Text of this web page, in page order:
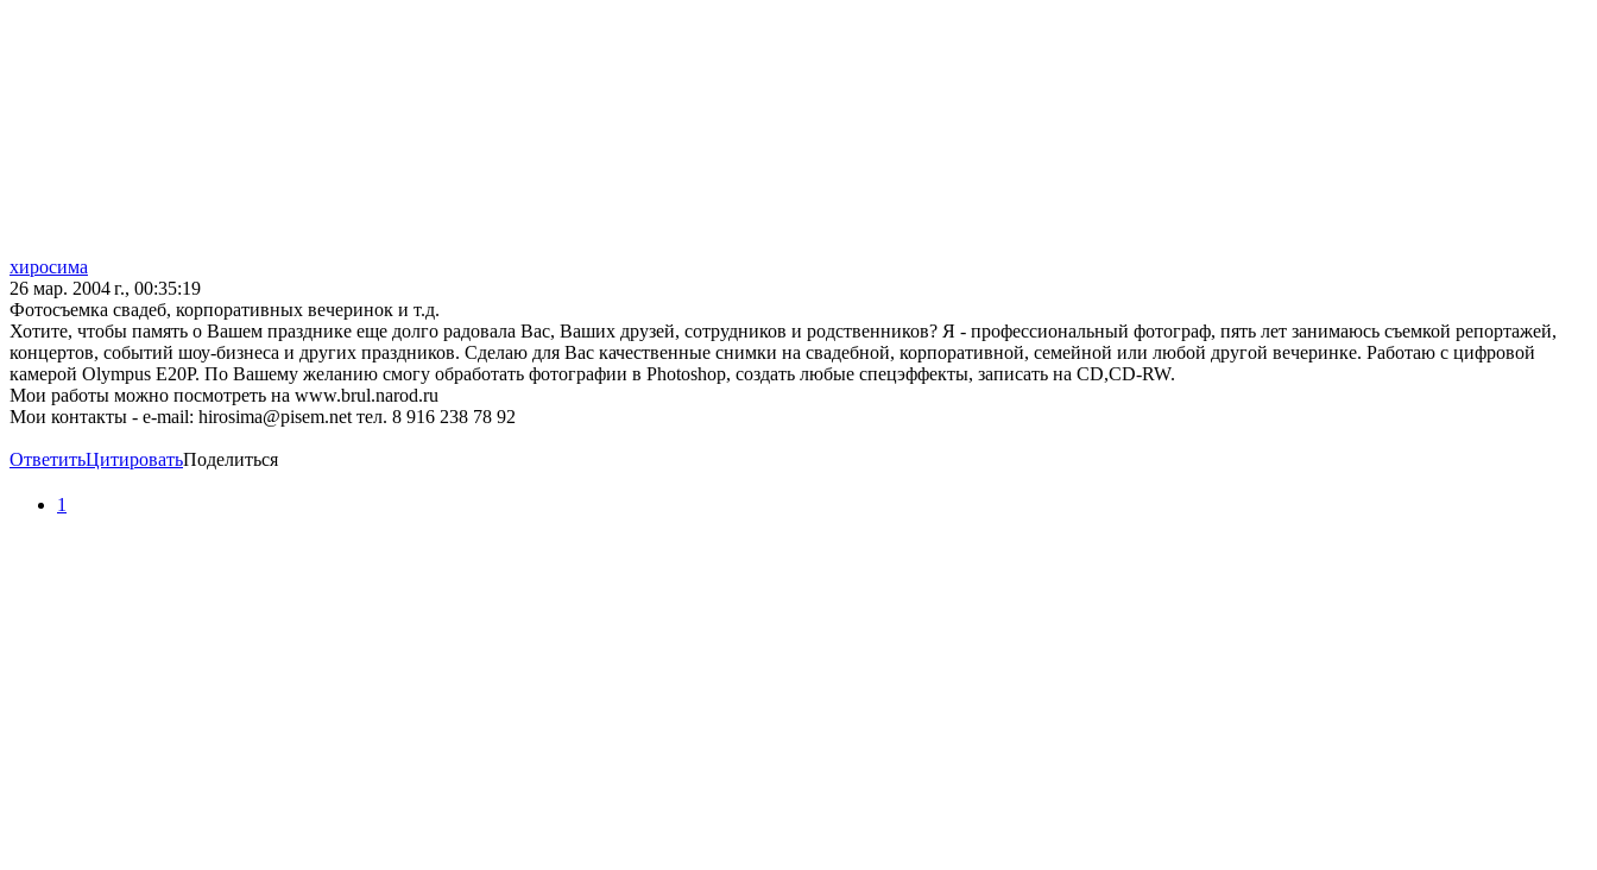
хиросима
26 мар. 2004 г., 00:35:19
Фотосъемка свадеб, корпоративных вечеринок и т.д.
Хотите, чтобы память о Вашем празднике еще долго радовала Вас, Ваших друзей, сотрудников и родственников? Я - профессиональный фотограф, пять лет занимаюсь съемкой репортажей,
концертов, событий шоу-бизнеса и других праздников. Сделаю для Вас качественные снимки на свадебной, корпоративной, семейной или любой другой вечеринке. Работаю с цифровой
камерой Olympus E20P. По Вашему желанию смогу обработать фотографии в Photoshop, создать любые спецэффекты, записать на CD,CD-RW.
Мои работы можно посмотреть на www.brul.narod.ru
Мои контакты - e-mail: hirosima@pisem.net тел. 8 916 238 78 92
ОтветитьЦитироватьПоделиться
1